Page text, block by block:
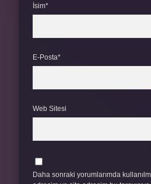
İsim*
E-Posta*
Web Sitesi
Daha sonraki yorumlarımda